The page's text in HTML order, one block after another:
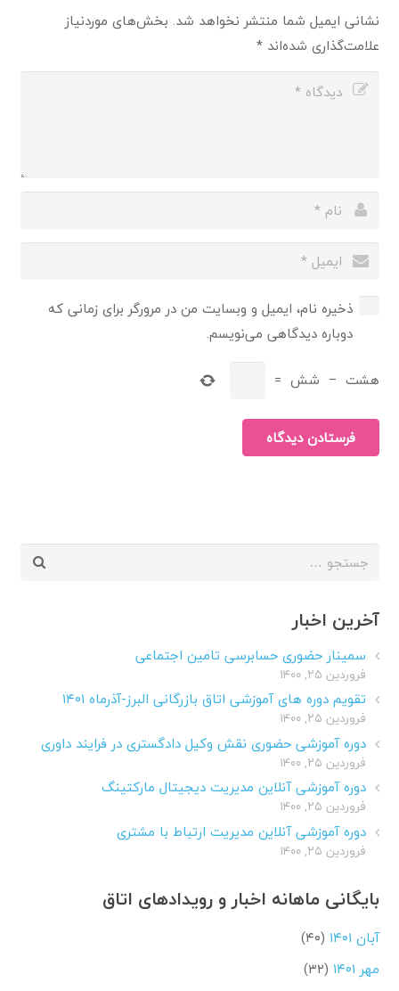
نشانی ایمیل شما منتشر نخواهد شد. بخش‌های موردنیاز
علامت‌گذاری شده‌اند*
ذخیره نام، ایمیل و وبسایت من در مرورگر برای زمانی که
دوباره دیدگاهی می‌نویسم.
هشت − شش =
فرستادن دیدگاه
جستجو
آخرین اخبار
سمینار حضوری حسابرسی تامین اجتماعی
فروردین ۲۵, ۱۴۰۰
تقویم دوره های آموزشی اتاق بازرگانی البرز-آذرماه ۱۴۰۱
فروردین ۲۵, ۱۴۰۰
دوره آموزشی حضوری نقش وکیل دادگستری در فرایند داوری
فروردین ۲۵, ۱۴۰۰
دوره آموزشی آنلاین مدیریت دیجیتال مارکتینگ
فروردین ۲۵, ۱۴۰۰
دوره آموزشی آنلاین مدیریت ارتباط با مشتری
فروردین ۲۵, ۱۴۰۰
بایگانی ماهانه اخبار و رویدادهای اتاق
آبان ۱۴۰۱
(۴۰)
مهر ۱۴۰۱
(۳۲)